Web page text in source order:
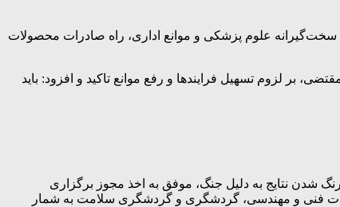
سخت‌گیرانه علوم پزشکی و موانع اداری، راه صادرات محصولات
بر لزوم تسهیل فرایندها و رفع موانع تاکید و افزود: باید
برگزار کردیم و با وجود کمرنگ شدن نتایج به دلیل جنگ، موفق به اخذ مجوز برگزاری
کمرنگ خدمات فنی و مهندسی، گردشگری و گردشگری سلامت به شمار